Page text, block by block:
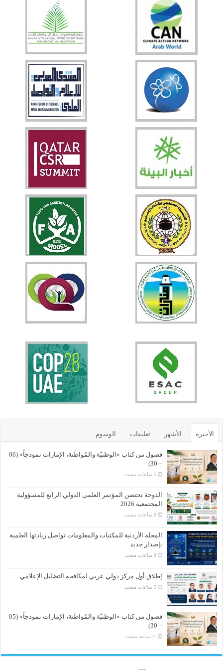
الأخيرة الأشهر تعليقات الوسوم
فصول من كتاب «الوطنيّة والمُواطَنة، الإمارات نموذجاً» (06
– 30)
الدوحة تحتضن المؤتمر العلمي الدولي الرابع للمسؤولية
المجتمعية 2026
المجلة الأردنية للمكتبات والمعلومات تواصل ريادتها العلمية
بإصدار جديد
إطلاق أول مركز دولي عربي لمكافحة التضليل الإعلامي
فصول من كتاب «الوطنيّة والمُواطَنة، الإمارات نموذجاً» (05
– 30)